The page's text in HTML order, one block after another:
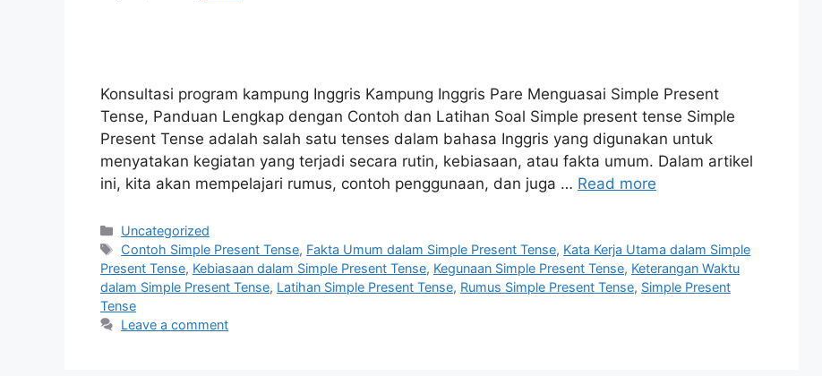
Konsultasi program kampung Inggris Kampung Inggris Pare Menguasai Simple Present
Tense, Panduan Lengkap dengan Contoh dan Latihan Soal Simple present tense Simple
Present Tense adalah salah satu tenses dalam bahasa Inggris yang digunakan untuk
menyatakan kegiatan yang terjadi secara rutin, kebiasaan, atau fakta umum. Dalam artikel
ini, kita akan mempelajari rumus, contoh penggunaan, dan juga … Read more
Categories
Uncategorized
Tags
Contoh Simple Present Tense, Fakta Umum dalam Simple Present Tense, Kata Kerja Utama dalam Simple
Present Tense, Kebiasaan dalam Simple Present Tense, Kegunaan Simple Present Tense, Keterangan Waktu
dalam Simple Present Tense, Latihan Simple Present Tense, Rumus Simple Present Tense, Simple Present
Tense
Leave a comment